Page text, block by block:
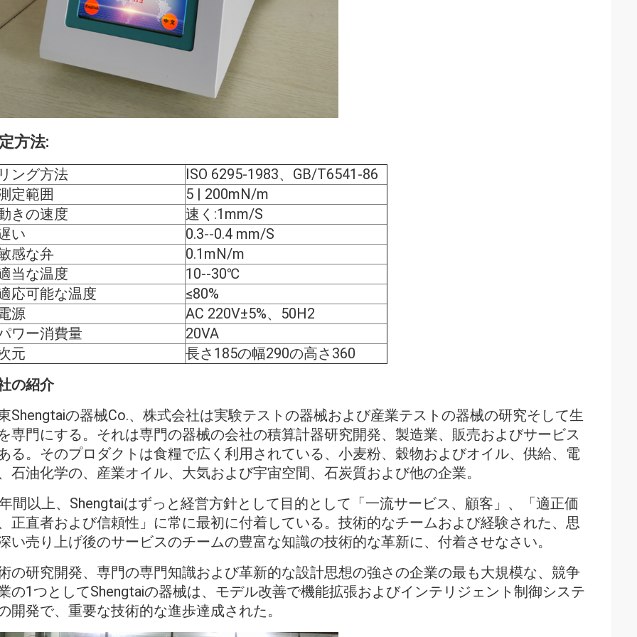
方法:
ング方法
ISO 6295-1983、GB/T6541-86
定範囲
5 | 200mN/m
きの速度
速く:1mm/S
い
0.3--0.4 mm/S
感な弁
0.1mN/m
当な温度
10--30℃
応可能な温度
≤80%
源
AC 220V±5%、50H2
ワー消費量
20VA
元
長さ185の幅290の高さ360
の紹介
Shengtaiの器械Co.、株式会社は実験テストの器械および産業テストの器械の研究そして生
専門にする。それは専門の器械の会社の積算計器研究開発、製造業、販売およびサービス
る。そのプロダクトは食糧で広く利用されている、小麦粉、穀物およびオイル、供給、電
石油化学の、産業オイル、大気および宇宙空間、石炭質および他の企業。
間以上、Shengtaiはずっと経営方針として目的として「一流サービス、顧客」、「適正価
正直者および信頼性」に常に最初に付着している。技術的なチームおよび経験された、思
い売り上げ後のサービスのチームの豊富な知識の技術的な革新に、付着させなさい。
の研究開発、専門の専門知識および革新的な設計思想の強さの企業の最も大規模な、競争
の1つとしてShengtaiの器械は、モデル改善で機能拡張およびインテリジェント制御システ
開発で、重要な技術的な進歩達成された。